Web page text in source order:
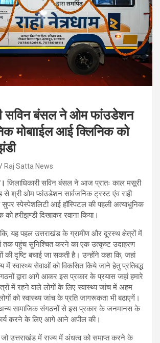
सविन बंसल ने ओम फांउडेशन
मोबााईल आई क्लिनिक को
Raj Satta News
जिलाधिकारी सविन बंसल ने आज प्रातः काल मसूरी
से श्री ओम फांउडेशन सार्वजनिक ट्रस्ट एंव राही
स्पेस्पेशलिटी आई हॉस्पिटल की पहली अत्याधुनिक
को हरीझण्डी दिखाकर रवाना किया।
कि, यह पहल उत्तराखंड के ग्रामीण और दूरस्थ क्षेत्रों में
पहुंच सुनिश्चित करने का एक उत्कृष्ट उदाहरण
की दृष्टि बचाई जा सकती है। उन्होंने कहा कि, जहां
में स्वास्थ्य सेवाओं को विकसित किये जाने हेतु प्रतिबद्ध
द्वारा आगे आकर इस प्रकार के प्रयास जहां हमारे
में रहने वाले लोगों के लिए स्वास्थ्य जांच में अहम
को स्वास्थ्य जांच के प्रति जागरूकता भी बढाएगें।
सामाजिक संगठनों से इस प्रकार के जनमानस के
करने के लिए आगे आने अपील की।
उत्तराखंड में राज्य में अंधत्व को समाप्त करने के